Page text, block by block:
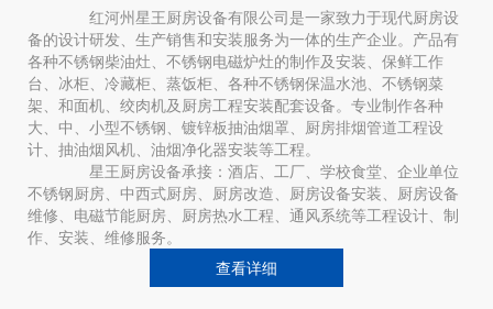
红河州星王厨房设备有限公司是一家致力于现代厨房设
备的设计研发、生产销售和安装服务为一体的生产企业。产品有
各种不锈钢柴油灶、不锈钢电磁炉灶的制作及安装、保鲜工作
台、冰柜、冷藏柜、蒸饭柜、各种不锈钢保温水池、不锈钢菜
架、和面机、绞肉机及厨房工程安装配套设备。专业制作各种
大、中、小型不锈钢、镀锌板抽油烟罩、厨房排烟管道工程设
计、抽油烟风机、油烟净化器安装等工程。
星王厨房设备承接：酒店、工厂、学校食堂、企业单位
不锈钢厨房、中西式厨房、厨房改造、厨房设备安装、厨房设备
维修、电磁节能厨房、厨房热水工程、通风系统等工程设计、制
作、安装、维修服务。
查看详细